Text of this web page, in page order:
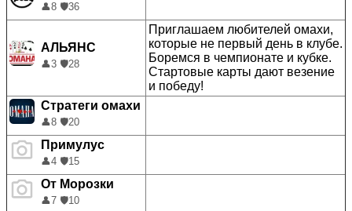
👤8 🛡️36
АЛЬЯНС
👤3 🛡️28
Приглашаем любителей омахи,
которые не первый день в клубе.
Боремся в чемпионате и кубке.
Стартовые карты дают везение
и победу!
Стратеги омахи
👤8 🛡️20
Примулус
👤4 🛡️15
От Морозки
👤7 🛡️10